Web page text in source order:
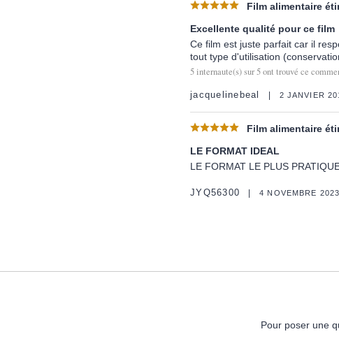
Film alimentaire
Excellente qualité pour ce film
Ce film est juste parfait car il
tout type d'utilisation
5internaute(s) sur5ont trouvé ce
jacquelinebeal 2 JANVIER
Film alimentaire
LE FORMAT IDEAL
LE FORMAT LE PLUS
JYQ56300 4 NOVEMBRE 2023
Pour poser une